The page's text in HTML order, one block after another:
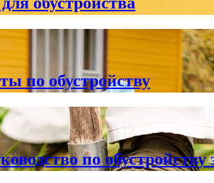
по обустройству
по обустройству